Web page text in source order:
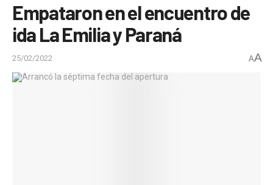
Empataron en el encuentro de
ida La Emilia y Paraná
25/02/2022 AA